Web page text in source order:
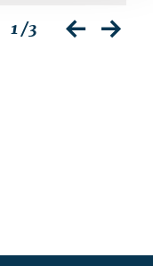
zurückvor
1/3